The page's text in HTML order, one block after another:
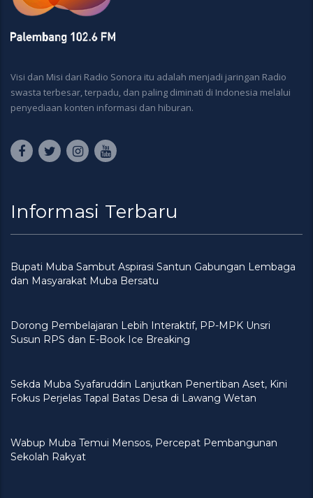
Visi dan Misi dari Radio Sonora itu adalah menjadi jaringan Radio
swasta terbesar, terpadu, dan paling diminati di Indonesia melalui
penyediaan konten informasi dan hiburan.
Informasi Terbaru
Bupati Muba Sambut Aspirasi Santun Gabungan Lembaga
dan Masyarakat Muba Bersatu
Dorong Pembelajaran Lebih Interaktif, PP-MPK Unsri
Susun RPS dan E-Book Ice Breaking
Sekda Muba Syafaruddin Lanjutkan Penertiban Aset, Kini
Fokus Perjelas Tapal Batas Desa di Lawang Wetan
Wabup Muba Temui Mensos, Percepat Pembangunan
Sekolah Rakyat